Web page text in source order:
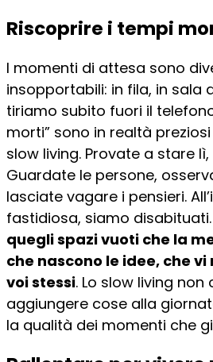
Riscoprire i tempi
I momenti di attesa sono
insopportabili: in fila, in sala
tiriamo subito fuori il
morti” sono in realtà
slow living. Provate a stare
Guardate le persone,
lasciate vagare i pensieri.
fastidiosa, siamo disabituati.
quegli spazi vuoti che la
che nascono le idee, che
voi stessi. Lo slow living non
aggiungere cose alla
la qualità dei momenti che